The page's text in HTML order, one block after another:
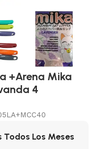
+Arena Mika
4
Todos Los Meses